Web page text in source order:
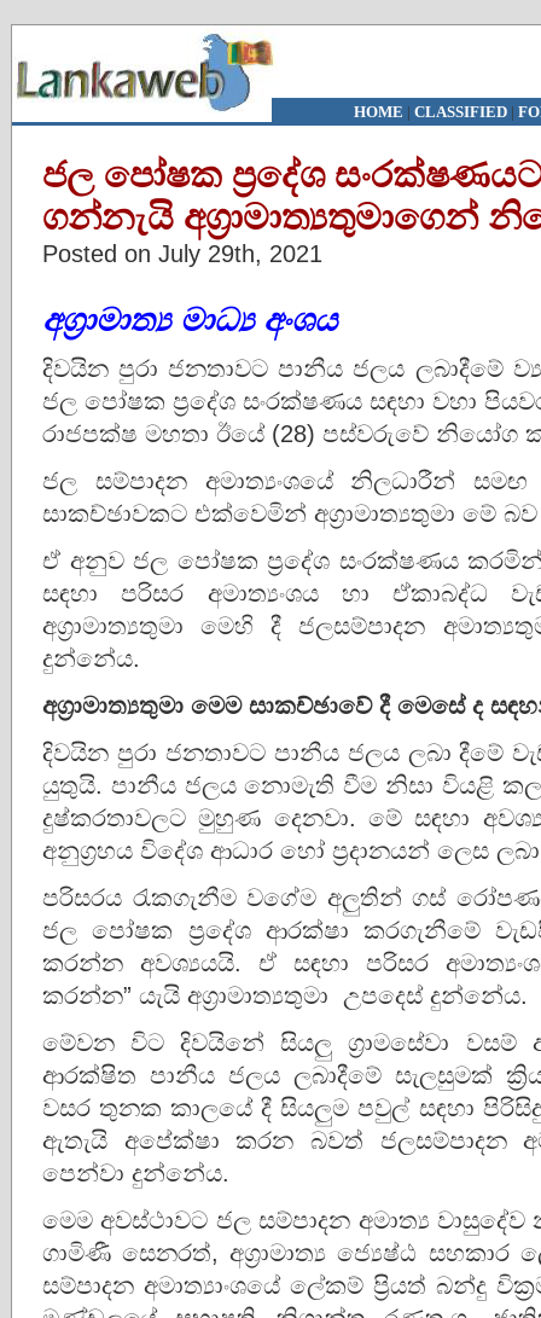
HOME | CLASSIFIED|
ජල පෝෂක ප්‍රදේශ
ගන්නැයි අග්‍රාමාත්‍යතුමාගෙන්
Posted on July 29th, 2021
අග්‍රාමාත්‍ය මාධ්‍ය අංශය
දිවයින පුරා ජනතාවට පානීය ජලය ලබාදීමේ
ජල පෝෂක ප්‍රදේශ සංරක්ෂණය සඳහා වහා
රාජපක්ෂ මහතා ඊයේ (28) පස්වරුවේ නියෝග
ජල සම්පාදන අමාත්‍යංශයේ නිලධාරීන්
සාකච්ඡාවකට එක්වෙමින් අග්‍රාමාත්‍යතුමා මේ
ඒ අනුව ජල පෝෂක ප්‍රදේශ සංරක්ෂණය කරමින්
සඳහා පරිසර අමාත්‍යංශය හා ඒකාබද්ධ
අග්‍රාමාත්‍යතුමා මෙහි දී ජලසම්පාදන
දුන්නේය.
අග්‍රාමාත්‍යතුමා මෙම සාකච්ඡාවේ දී මෙසේ ද
දිවයින පුරා ජනතාවට පානීය ජලය ලබා දීමේ
යුතුයි. පානීය ජලය නොමැති වීම නිසා වියළි
දුෂ්කරතාවලට මුහුණ දෙනවා. මේ සඳහා
අනුග්‍රහය විදේශ ආධාර හෝ ප්‍රදානයන් ලෙස
පරිසරය රැකගැනීම වගේම අලුතින් ගස්
ජල පෝෂක ප්‍රදේශ ආරක්ෂා කරගැනීමේ
කරන්න අවශ්‍යයයි. ඒ සඳහා පරිසර
කරන්න” යැයි අග්‍රාමාත්‍යතුමා උපදෙස් දුන්නේය.
මේවන විට දිවයිනේ සියලු ග්‍රාමසේවා
ආරක්ෂිත පානීය ජලය ලබාදීමේ සැලසුමක්
වසර තුනක කාලයේ දී සියලුම පවුල් සඳහා
ඇතැයි අපේක්ෂා කරන බවත් ජලසම්පාදන
පෙන්වා දුන්නේය.
මෙම අවස්ථාවට ජල සම්පාදන අමාත්‍ය වාසුදේව
ගාමිණී සෙනරත්, අග්‍රාමාත්‍ය ජ්‍යෙෂ්ඨ සහකාර
සම්පාදන අමාත්‍යාංශයේ ලේකම් ප්‍රියත් බන්දු